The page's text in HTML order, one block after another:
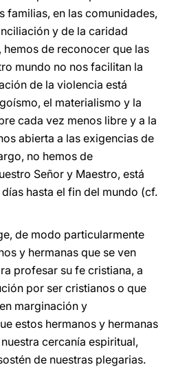
familias, en las comunidades,
y de la caridad
de reconocer que las
mundo no nos facilitan la
de la violencia está
el materialismo y la
cada vez menos libre y a la
abierta a las exigencias de
no hemos de
Señor y Maestro, está
hasta el fin del mundo (cf.
de modo particularmente
y hermanas que se ven
profesar su fe cristiana, a
por ser cristianos o que
marginación y
estos hermanos y hermanas
cercanía espiritual,
de nuestras plegarias.